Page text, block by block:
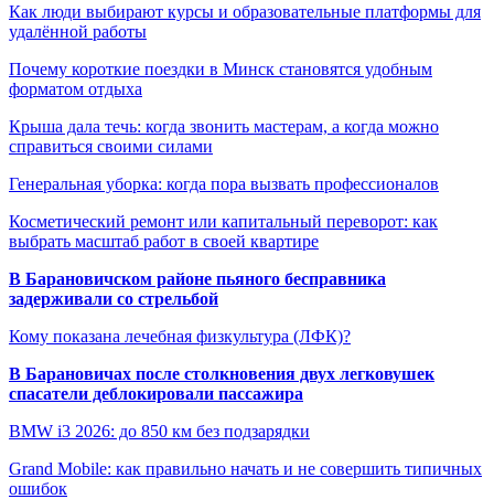
Как люди выбирают курсы и образовательные платформы для
удалённой работы
Почему короткие поездки в Минск становятся удобным
форматом отдыха
Крыша дала течь: когда звонить мастерам, а когда можно
справиться своими силами
Генеральная уборка: когда пора вызвать профессионалов
Косметический ремонт или капитальный переворот: как
выбрать масштаб работ в своей квартире
В Барановичском районе пьяного бесправника
задерживали со стрельбой
Кому показана лечебная физкультура (ЛФК)?
В Барановичах после столкновения двух легковушек
спасатели деблокировали пассажира
BMW i3 2026: до 850 км без подзарядки
Grand Mobile: как правильно начать и не совершить типичных
ошибок